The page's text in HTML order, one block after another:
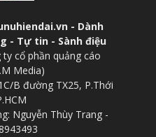
- Dành
- Tự tin - Sành điệu
cổ phần quảng cáo
Media)
B đường TX25, P.Thới
Nguyễn Thùy Trang -